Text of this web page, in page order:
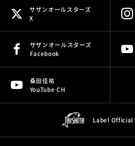
サザンオールスターズ
X
サザンオールスターズ
Facebook
桑田佳祐
YouTube CH
Label Official